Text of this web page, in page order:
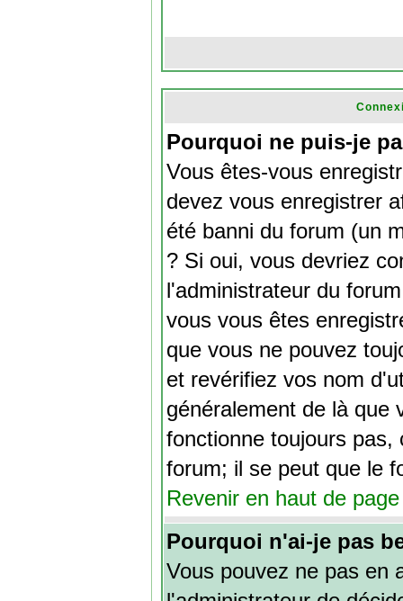
Pourquoi ne puis-je
Vous êtes-vous
devez vous enregistrer
été banni du forum (un
? Si oui, vous devriez
l'administrateur du
vous vous êtes
que vous ne pouvez
et revérifiez vos nom
généralement de là que
fonctionne toujours
forum; il se peut que le
Revenir en haut de page
Pourquoi n'ai-je pas
Vous pouvez ne pas en